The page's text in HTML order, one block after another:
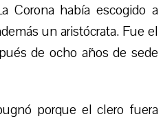
Corona había escogido a
un aristócrata. Fue el
de ocho años de sede
porque el clero fuera